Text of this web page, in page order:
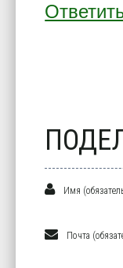
Имя
Почта